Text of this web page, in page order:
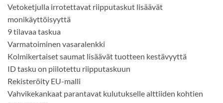
Vetoketjulla irrotettavat riipputaskut lisäävät
monikäyttöisyyttä
9 tilavaa taskua
Varmatoiminen vasaralenkki
Kolmikertaiset saumat lisäävät tuotteen kestävyyttä
ID tasku on piilotettu riipputaskuun
Rekisteröity EU-malli
Vahvikekankaat parantavat kulutukselle alttiiden kohtien